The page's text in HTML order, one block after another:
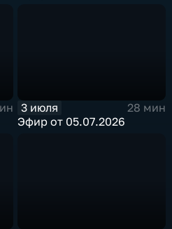
3 июля
28 мин
Эфир от 05.07.2026